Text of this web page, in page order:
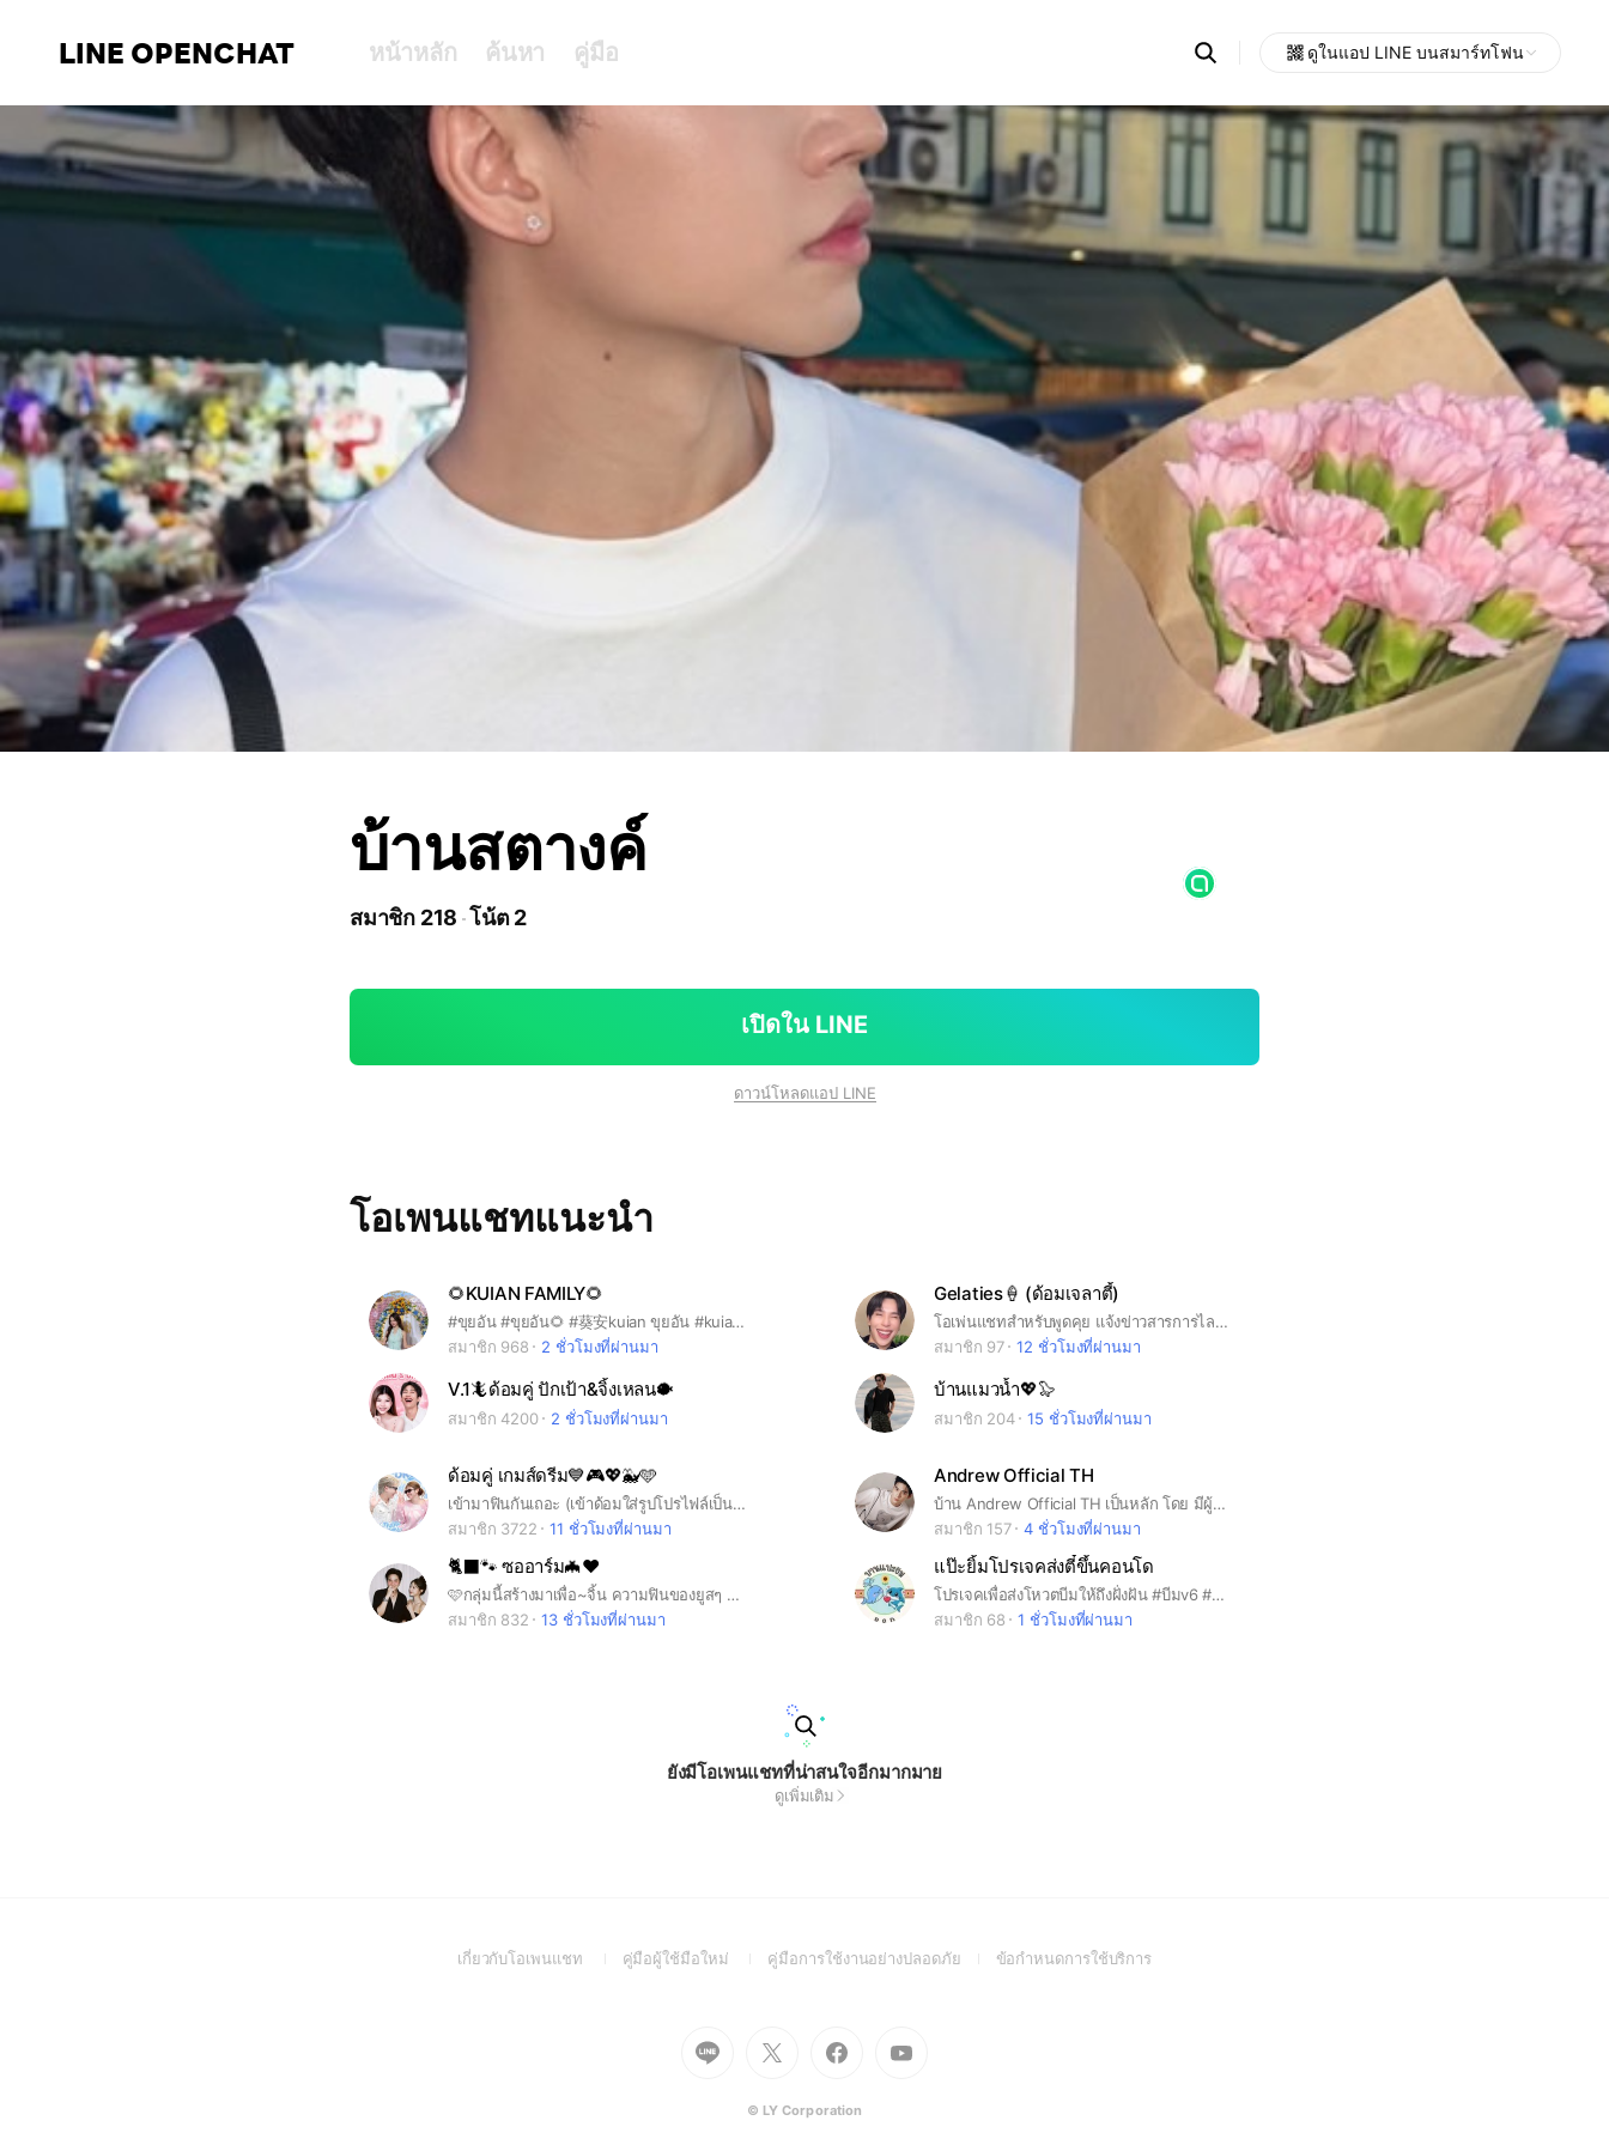
LINE OPENCHAT หน้าหลัก ค้นหา คู่มือ Search
OpenChats
messages
search
area
ดูในแอป LINE บนสมาร์ทโฟน
บ้านสตางค์
สมาชิก 218 โน้ต 2
เปิดใน LINE
ดาวน์โหลดแอป LINE
โอเพนแชทแนะนำ
🌻KUIAN FAMILY🌻
#ขุยอัน #ขุยอัน🌻 #葵安kuian ขุยอัน #kuian888 #kuian
สมาชิก 968
2 ชั่วโมงที่ผ่านมา
Gelaties🍦 (ด้อมเจลาตี้)
โอเพ่นแชทสำหรับพูดคุย แจ้งข่าวสารการไลฟ์และกิจกรรมต่างๆของโจ้และเพื่อนๆ 💖
สมาชิก 97
12 ชั่วโมงที่ผ่านมา
V.1🦎ด้อมคู่ ปักเป้า&จิ้งเหลน🐡
สมาชิก 4200 2 ชั่วโมงที่ผ่านมา
บ้านแมวน้ำ💖🦭
สมาชิก 204 15 ชั่วโมงที่ผ่านมา
ด้อมคู่ เกมส์ดรีม💙🎮💖🐳🩵
เข้ามาฟินกันเถอะ (เข้าด้อมใส่รูปโปรไฟล์เป็นรูปตัวเองด้วยนะคับ)
สมาชิก 3722
11 ชั่วโมงที่ผ่านมา
Andrew Official TH
บ้าน Andrew Official TH เป็นหลัก โดย มีผู้ดูเเลเป็นตัวแอนดริวเพียงผู้เดียว
สมาชิก 157
4 ชั่วโมงที่ผ่านมา
🐈‍⬛🐾 ซออาร์ม🦇❤️
🩷กลุ่มนี้สร้างมาเพื่อ~จิ้น ความฟินของยูสๆ ห้ามดราม่า ไม่ง้้นปิดกลุ่ม 🤏🏻
สมาชิก 832
13 ชั่วโมงที่ผ่านมา
แป๊ะยิ้มโปรเจคส่งตี๋ขึ้นคอนโด
โปรเจคเพื่อส่งโหวตบีมให้ถึงฝั่งฝัน #บีมv6 #บอกอ
สมาชิก 68
1 ชั่วโมงที่ผ่านมา
ยังมีโอเพนแชทที่น่าสนใจอีกมากมาย
ดูเพิ่มเติม
เกี่ยวกับโอเพนแชท
(Openคู่มือผู้ใช้มือใหม่
(Open
window)
คู่มือการใช้งานอย่างปลอดภัย(Openข้อกำหนดการใช้บริการ(Open
Go
to
(Open
Go
to
(Open
Go
to
(Open
to
© LY Corporation